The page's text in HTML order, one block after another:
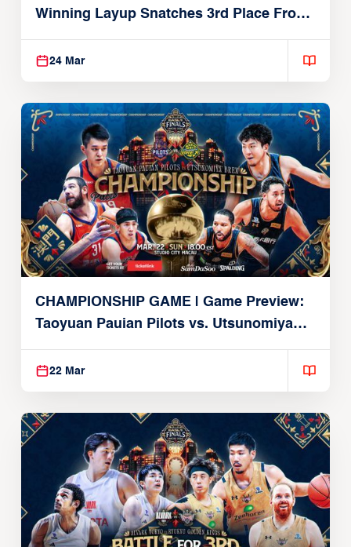
Winning Layup Snatches 3rd Place From
Alvark
24 Mar
CHAMPIONSHIP GAME | Game Preview:
Taoyuan Pauian Pilots vs. Utsunomiya
Brex (March 22, 2026)
22 Mar